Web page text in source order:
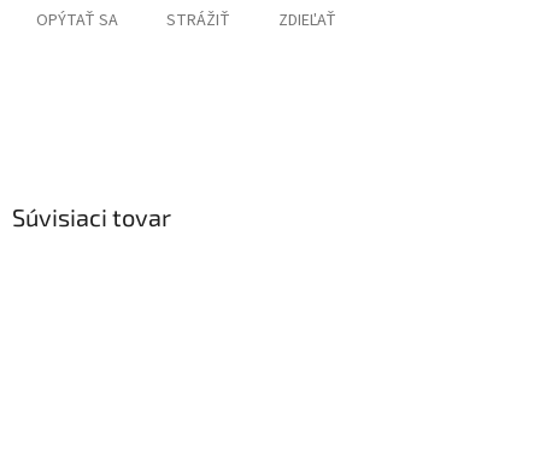
OPÝTAŤ SA STRÁŽIŤ ZDIEĽAŤ
Súvisiaci tovar